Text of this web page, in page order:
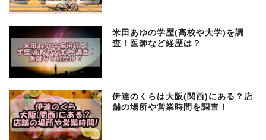
米田あゆの学歴(高校や大学)を調
査！医師など経歴は？
伊達のくらは大阪(関西)にある？店
舗の場所や営業時間を調査！